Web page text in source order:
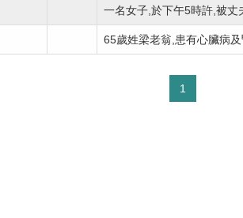
一名女子,於下午5時許,被丈
65歲姓梁老翁,患有心臟病
1